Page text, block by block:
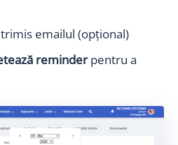
emailul (opțional)
reminderpentru a